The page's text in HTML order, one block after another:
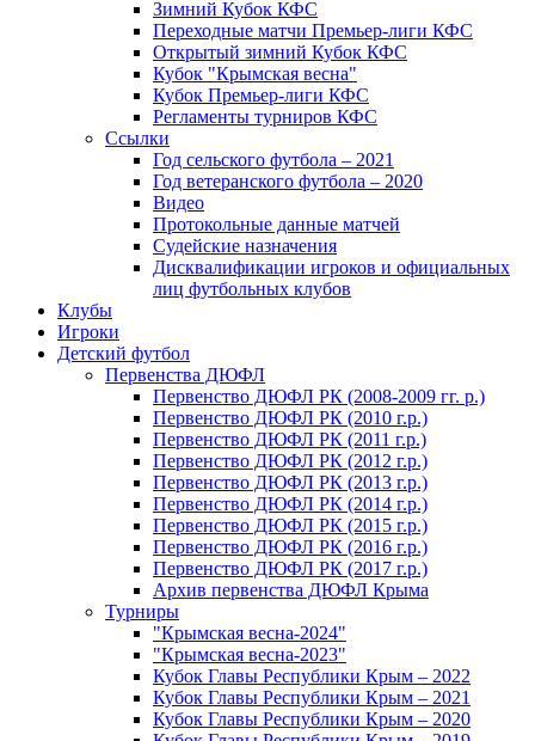
Зимний Кубок КФС
Переходные матчи Премьер-лиги КФС
Открытый зимний Кубок КФС
Кубок "Крымская весна"
Кубок Премьер-лиги КФС
Регламенты турниров КФС
Ссылки
Год сельского футбола – 2021
Год ветеранского футбола – 2020
Видео
Протокольные данные матчей
Судейские назначения
Дисквалификации игроков и официальных
лиц футбольных клубов
Клубы
Игроки
Детский футбол
Первенства ДЮФЛ
Первенство ДЮФЛ РК (2008-2009 гг. р.)
Первенство ДЮФЛ РК (2010 г.р.)
Первенство ДЮФЛ РК (2011 г.р.)
Первенство ДЮФЛ РК (2012 г.р.)
Первенство ДЮФЛ РК (2013 г.р.)
Первенство ДЮФЛ РК (2014 г.р.)
Первенство ДЮФЛ РК (2015 г.р.)
Первенство ДЮФЛ РК (2016 г.р.)
Первенство ДЮФЛ РК (2017 г.р.)
Архив первенства ДЮФЛ Крыма
Турниры
"Крымская весна-2024"
"Крымская весна-2023"
Кубок Главы Республики Крым – 2022
Кубок Главы Республики Крым – 2021
Кубок Главы Республики Крым – 2020